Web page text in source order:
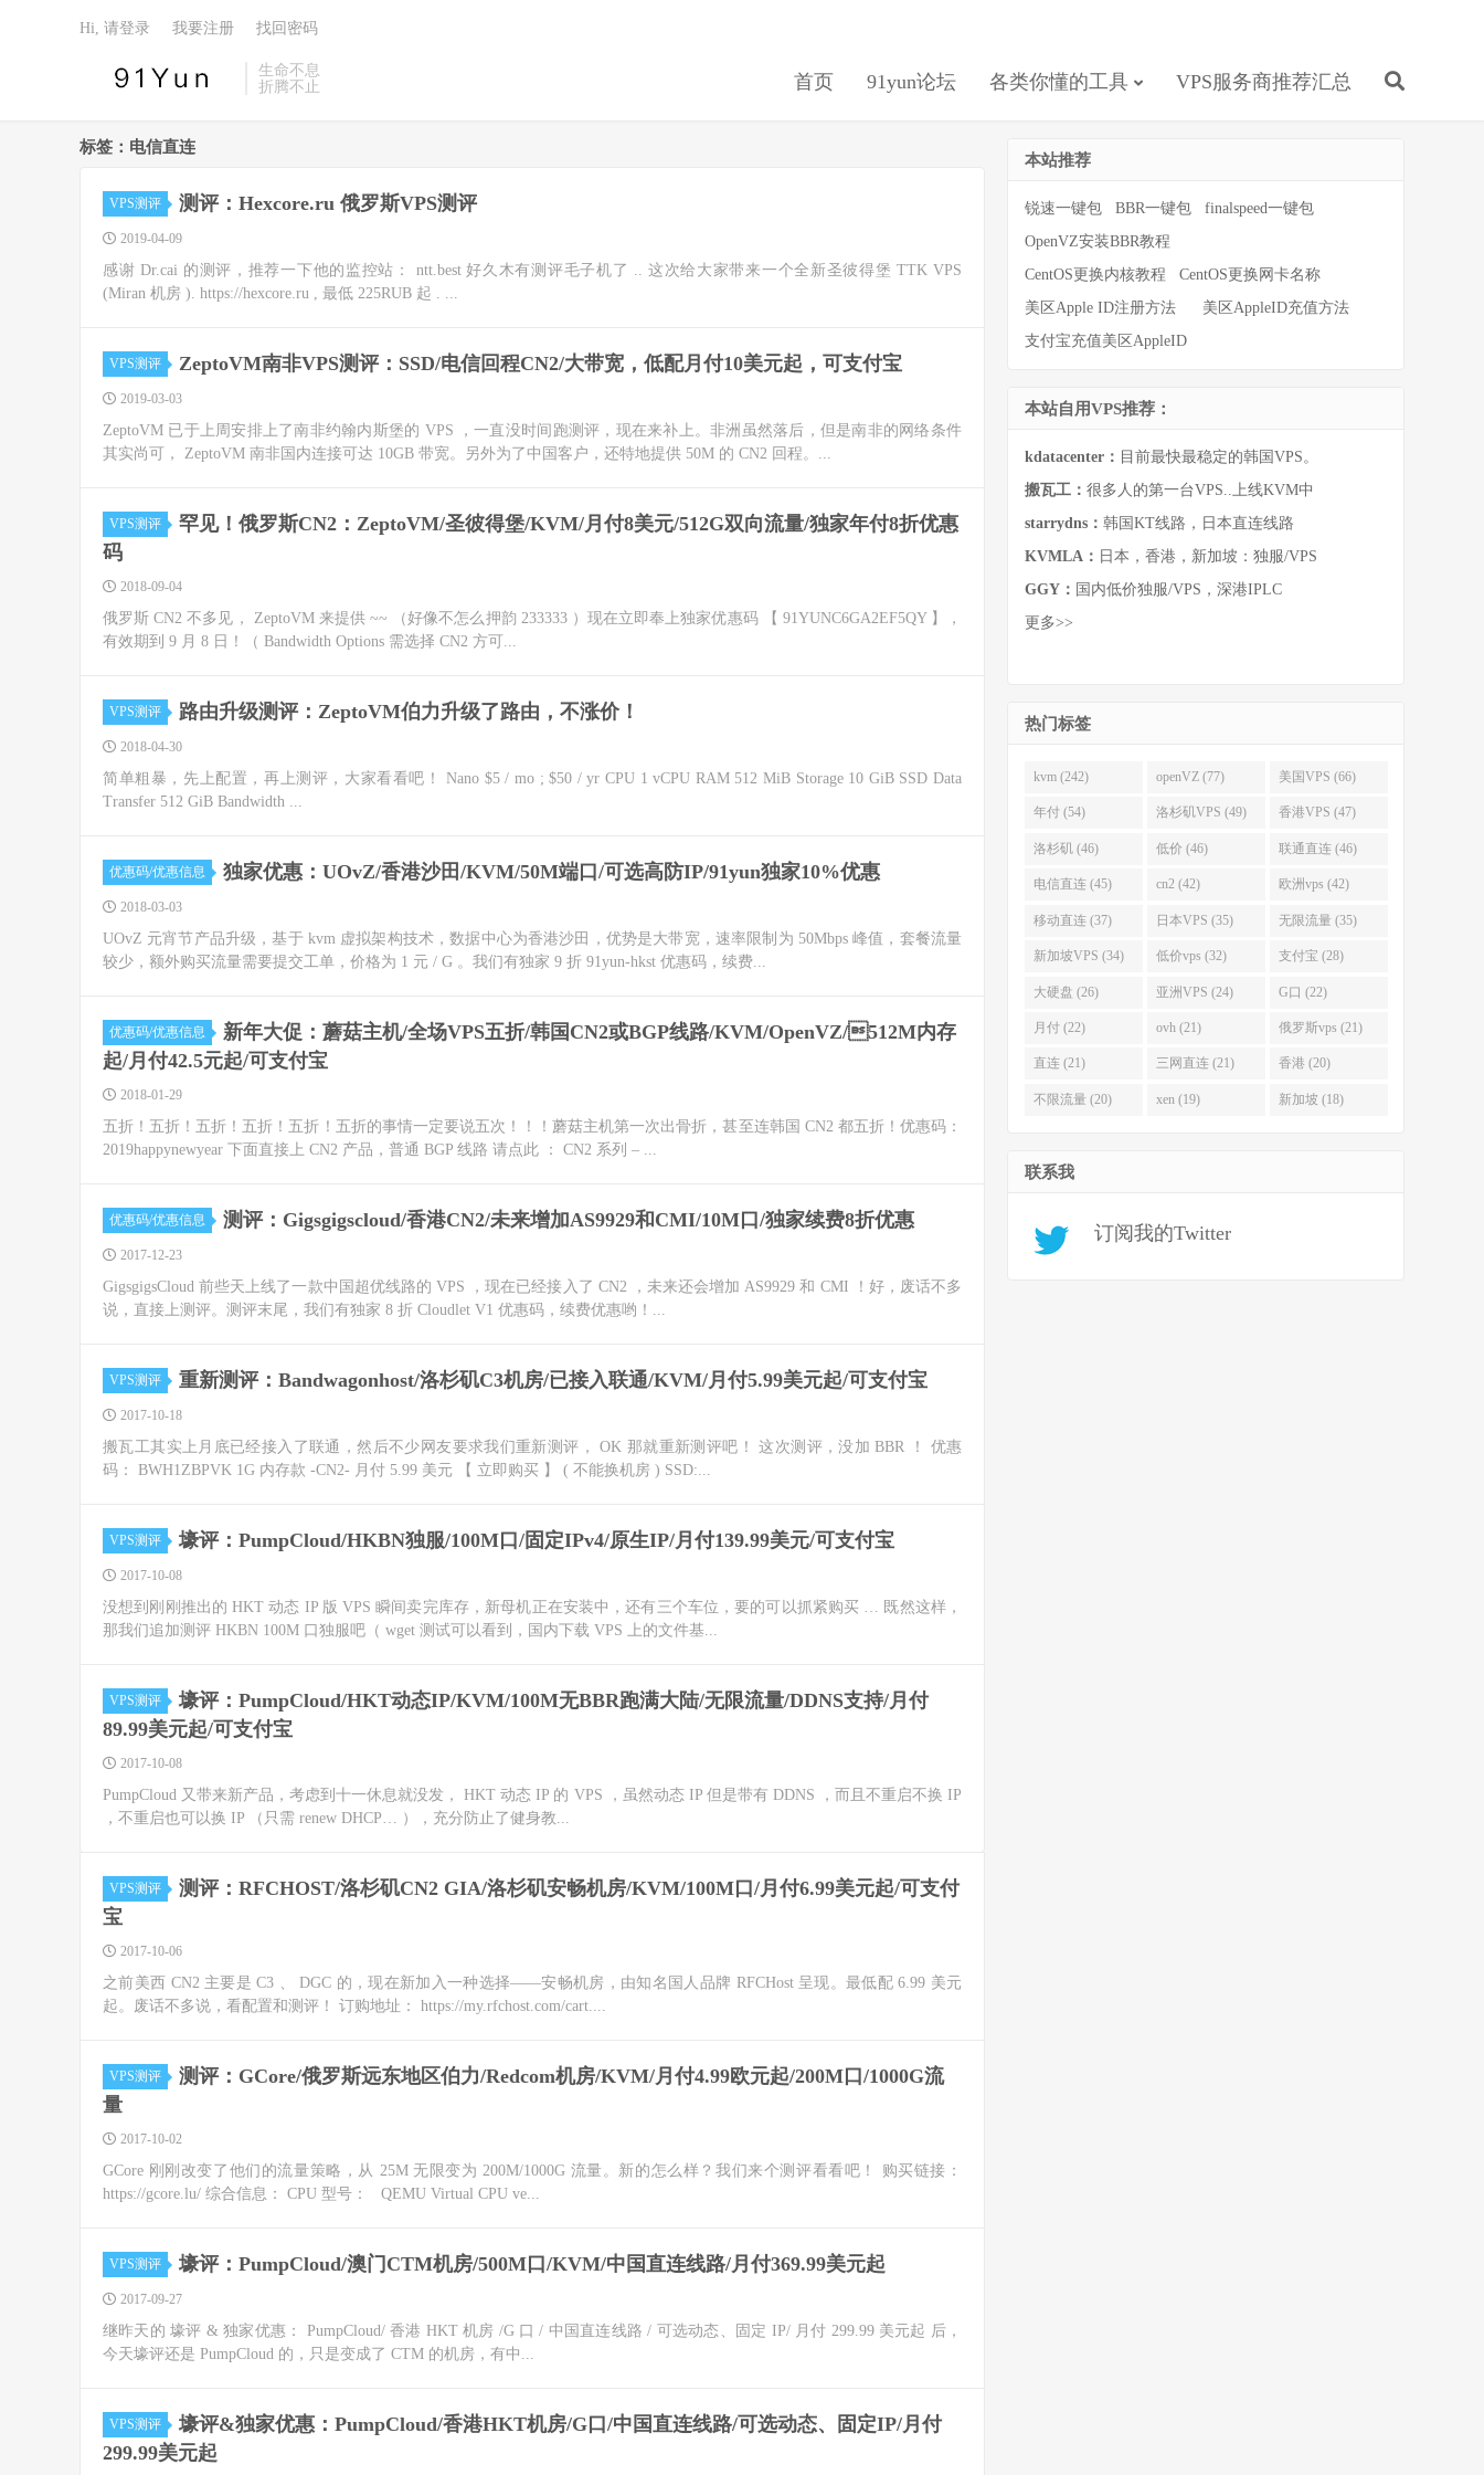
生命不息
折腾不止
首页 91yun论坛 各类你懂的工具 VPS服务商推荐汇总
Hi, 请登录 我要注册 找回密码
标签：电信直连
VPS测评 测评：Hexcore.ru 俄罗斯VPS测评
2019-04-09
感谢 Dr.cai 的测评，推荐一下他的监控站： ntt.best 好久木有测评毛子机了 .. 这次给大家带来一个全新圣彼得堡 TTK VPS
(Miran 机房 ). https://hexcore.ru , 最低 225RUB 起 . ...
VPS测评 ZeptoVM南非VPS测评：SSD/电信回程CN2/大带宽，低配月付10美元起，可支付宝
2019-03-03
ZeptoVM 已于上周安排上了南非约翰内斯堡的 VPS ，一直没时间跑测评，现在来补上。非洲虽然落后，但是南非的网络条件
其实尚可， ZeptoVM 南非国内连接可达 10GB 带宽。另外为了中国客户，还特地提供 50M 的 CN2 回程。...
VPS测评
罕见！俄罗斯CN2：ZeptoVM/圣彼得堡/KVM/月付8美元/512G双向流量/独家年付8折优惠
码
2018-09-04
俄罗斯 CN2 不多见， ZeptoVM 来提供 ~~ （好像不怎么押韵 233333 ）现在立即奉上独家优惠码 【 91YUNC6GA2EF5QY 】，
有效期到 9 月 8 日！（ Bandwidth Options 需选择 CN2 方可...
VPS测评 路由升级测评：ZeptoVM伯力升级了路由，不涨价！
2018-04-30
简单粗暴，先上配置，再上测评，大家看看吧！ Nano $5 / mo ; $50 / yr CPU 1 vCPU RAM 512 MiB Storage 10 GiB SSD Data
Transfer 512 GiB Bandwidth ...
优惠码/优惠信息 独家优惠：UOvZ/香港沙田/KVM/50M端口/可选高防IP/91yun独家10%优惠
2018-03-03
UOvZ 元宵节产品升级，基于 kvm 虚拟架构技术，数据中心为香港沙田，优势是大带宽，速率限制为 50Mbps 峰值，套餐流量
较少，额外购买流量需要提交工单，价格为 1 元 / G 。我们有独家 9 折 91yun-hkst 优惠码，续费...
优惠码/优惠信息
新年大促：蘑菇主机/全场VPS五折/韩国CN2或BGP线路/KVM/OpenVZ/512M内存
起/月付42.5元起/可支付宝
2018-01-29
五折！五折！五折！五折！五折！五折的事情一定要说五次！！！蘑菇主机第一次出骨折，甚至连韩国 CN2 都五折！优惠码：
2019happynewyear 下面直接上 CN2 产品，普通 BGP 线路 请点此 ： CN2 系列 – ...
优惠码/优惠信息 测评：Gigsgigscloud/香港CN2/未来增加AS9929和CMI/10M口/独家续费8折优惠
2017-12-23
GigsgigsCloud 前些天上线了一款中国超优线路的 VPS ，现在已经接入了 CN2 ，未来还会增加 AS9929 和 CMI ！好，废话不多
说，直接上测评。测评末尾，我们有独家 8 折 Cloudlet V1 优惠码，续费优惠哟！...
VPS测评 重新测评：Bandwagonhost/洛杉矶C3机房/已接入联通/KVM/月付5.99美元起/可支付宝
2017-10-18
搬瓦工其实上月底已经接入了联通，然后不少网友要求我们重新测评， OK 那就重新测评吧！ 这次测评，没加 BBR ！ 优惠
码： BWH1ZBPVK 1G 内存款 -CN2- 月付 5.99 美元 【 立即购买 】 ( 不能换机房 ) SSD:...
VPS测评 壕评：PumpCloud/HKBN独服/100M口/固定IPv4/原生IP/月付139.99美元/可支付宝
2017-10-08
没想到刚刚推出的 HKT 动态 IP 版 VPS 瞬间卖完库存，新母机正在安装中，还有三个车位，要的可以抓紧购买 … 既然这样，
那我们追加测评 HKBN 100M 口独服吧（ wget 测试可以看到，国内下载 VPS 上的文件基...
VPS测评
壕评：PumpCloud/HKT动态IP/KVM/100M无BBR跑满大陆/无限流量/DDNS支持/月付
89.99美元起/可支付宝
2017-10-08
PumpCloud 又带来新产品，考虑到十一休息就没发， HKT 动态 IP 的 VPS ，虽然动态 IP 但是带有 DDNS ，而且不重启不换 IP
，不重启也可以换 IP （只需 renew DHCP… ），充分防止了健身教...
VPS测评
测评：RFCHOST/洛杉矶CN2 GIA/洛杉矶安畅机房/KVM/100M口/月付6.99美元起/可支付
宝
2017-10-06
之前美西 CN2 主要是 C3 、 DGC 的，现在新加入一种选择——安畅机房，由知名国人品牌 RFCHost 呈现。最低配 6.99 美元
起。废话不多说，看配置和测评！ 订购地址： https://my.rfchost.com/cart....
VPS测评
测评：GCore/俄罗斯远东地区伯力/Redcom机房/KVM/月付4.99欧元起/200M口/1000G流
量
2017-10-02
GCore 刚刚改变了他们的流量策略，从 25M 无限变为 200M/1000G 流量。新的怎么样？我们来个测评看看吧！ 购买链接：
https://gcore.lu/ 综合信息： CPU 型号： QEMU Virtual CPU ve...
VPS测评 壕评：PumpCloud/澳门CTM机房/500M口/KVM/中国直连线路/月付369.99美元起
2017-09-27
继昨天的 壕评 & 独家优惠： PumpCloud/ 香港 HKT 机房 /G 口 / 中国直连线路 / 可选动态、固定 IP/ 月付 299.99 美元起 后，
今天壕评还是 PumpCloud 的，只是变成了 CTM 的机房，有中...
VPS测评
壕评&独家优惠：PumpCloud/香港HKT机房/G口/中国直连线路/可选动态、固定IP/月付
299.99美元起
本站推荐
锐速一键包 BBR一键包
finalspeed一键包
OpenVZ安装BBR教程
CentOS更换内核教程
CentOS更换网卡名称
美区Apple ID注册方法
美区AppleID充值方法
支付宝充值美区AppleID
本站自用VPS推荐：
kdatacenter： 目前最快最稳定的韩国VPS。
搬瓦工： 很多人的第一台VPS..上线KVM中
starrydns： 韩国KT线路，日本直连线路
KVMLA： 日本，香港，新加坡：独服/VPS
GGY： 国内低价独服/VPS，深港IPLC
更多>>
热门标签
kvm (242) openVZ (77) 美国VPS (66)
年付 (54) 洛杉矶VPS (49) 香港VPS (47)
洛杉矶 (46) 低价 (46) 联通直连 (46)
电信直连 (45) cn2 (42) 欧洲vps (42)
移动直连 (37) 日本VPS (35) 无限流量 (35)
新加坡VPS (34) 低价vps (32) 支付宝 (28)
大硬盘 (26) 亚洲VPS (24) G口 (22)
月付 (22) ovh (21) 俄罗斯vps (21)
直连 (21) 三网直连 (21) 香港 (20)
不限流量 (20) xen (19) 新加坡 (18)
联系我
订阅我的Twitter